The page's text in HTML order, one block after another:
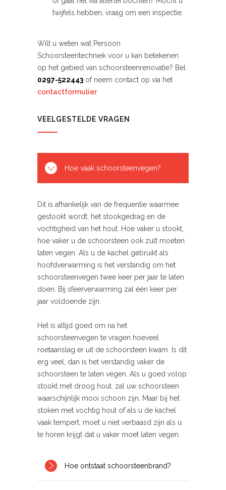
twijfels hebben, vraag om een inspectie.
Wilt u weten wat Persoon
Schoorsteentechniek voor u kan betekenen
op het gebied van schoorsteenrenovatie? Bel
0297-522443 of neem contact op via het
contactformulier.
VEELGESTELDE VRAGEN
Hoe vaak schoorsteenvegen?
Dit is afhankelijk van de frequentie waarmee
gestookt wordt, het stookgedrag en de
vochtigheid van het hout. Hoe vaker u stookt,
hoe vaker u de schoorsteen ook zult moeten
laten vegen. Als u de kachel gebruikt als
hoofdverwarming is het verstandig om het
schoorsteenvegen twee keer per jaar te laten
doen. Bij sfeerverwarming zal één keer per
jaar voldoende zijn.
Het is altijd goed om na het
schoorsteenvegen te vragen hoeveel
roetaanslag er uit de schoorsteen kwam. Is dit
erg veel, dan is het verstandig vaker de
schoorsteen te laten vegen. Als u goed volop
stookt met droog hout, zal uw schoorsteen
waarschijnlijk mooi schoon zijn. Maar bij het
stoken met vochtig hout of als u de kachel
vaak tempert, moet u niet verbaasd zijn als u
te horen krijgt dat u vaker moet laten vegen.
Hoe ontstaat schoorsteenbrand?